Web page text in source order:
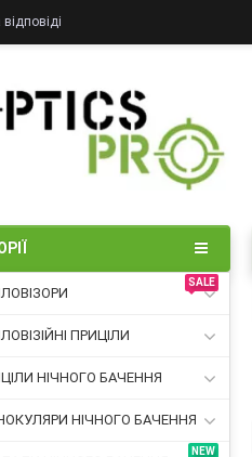
SALE
ПРИЦІЛИ
НІЧНОГО БАЧЕННЯ
НІЧНОГО БАЧЕННЯ
NEW